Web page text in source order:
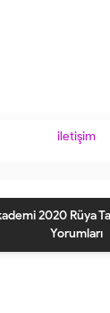
iletişim
2020 Rüya
Yorumları